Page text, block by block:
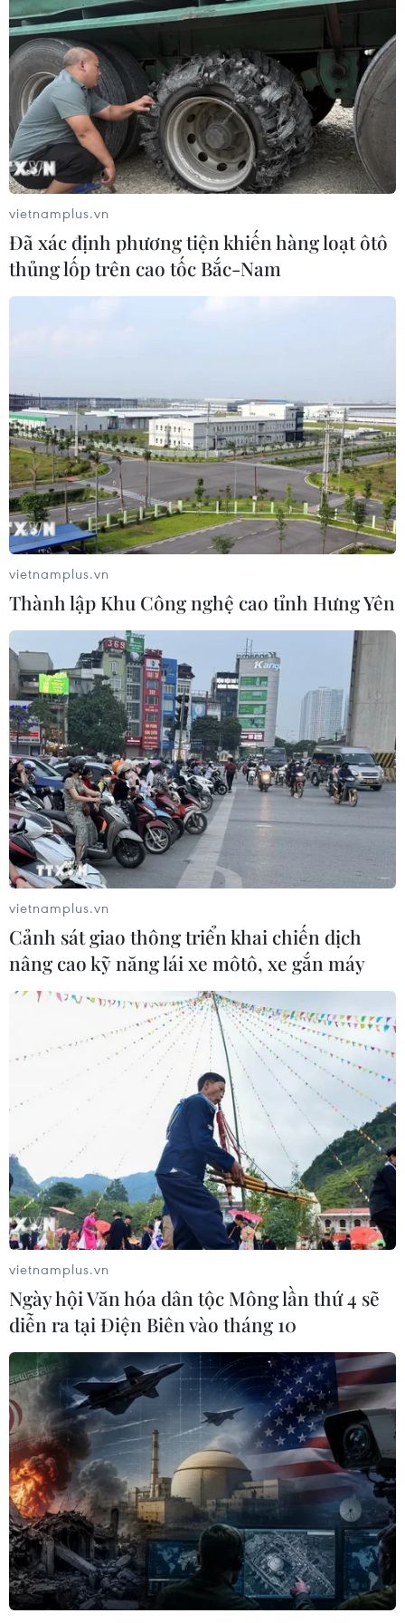
TIN CÙNG CHUYÊN MỤC
Ớt nhập khẩu từ Mexico khiến hàng
trăm người tiêu dùng Mỹ nhiễm
vietnamplus.vn
Đã xác định phương tiện khiến hàng loạt ôtô
thủng lốp trên cao tốc Bắc-Nam
vietnamplus.vn
Thành lập Khu Công nghệ cao tỉnh Hưng Yên
vietnamplus.vn
Cảnh sát giao thông triển khai chiến dịch
nâng cao kỹ năng lái xe môtô, xe gắn máy
vietnamplus.vn
Ngày hội Văn hóa dân tộc Mông lần thứ 4 sẽ
diễn ra tại Điện Biên vào tháng 10